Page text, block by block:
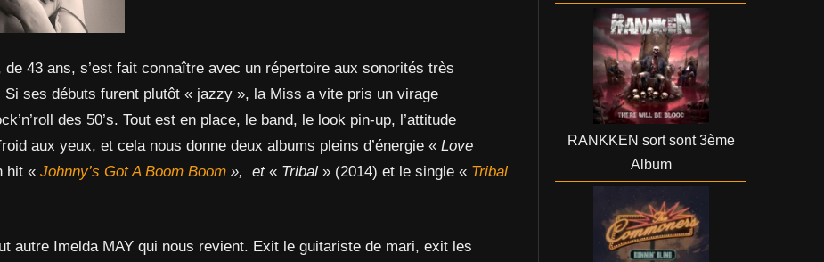
43 ans, s’est fait connaître avec un répertoire aux sonorités très
Si ses débuts furent plutôt « jazzy », la Miss a vite pris un virage
des 50’s. Tout est en place, le band, le look pin-up, l’attitude
aux yeux, et cela nous donne deux albums pleins d’énergie «Love
hit «Johnny’s Got A Boom Boom », et« Tribal » (2014) et le single « Tribal
autre Imelda MAY qui nous revient. Exit le guitariste de mari, exit les
RANKKEN sort sont 3ème
Album